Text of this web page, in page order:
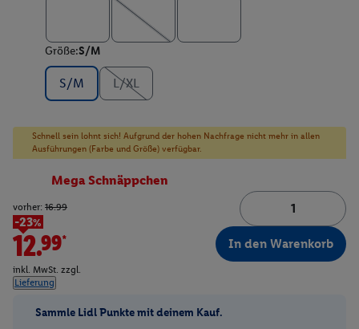
Größe:S/M
S/M L/XL
Schnell sein lohnt sich! Aufgrund der hohen Nachfrage nicht mehr in allen
Ausführungen (Farbe und Größe) verfügbar.
Mega Schnäppchen
vorher: 16.99
-23%
12.99*
inkl. MwSt. zzgl.
Lieferung
In den Warenkorb
Sammle Lidl Punkte mit deinem Kauf.